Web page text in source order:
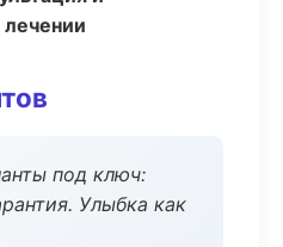
лечении
под ключ:
Улыбка как